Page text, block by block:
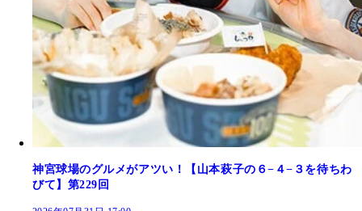
神宮球場のグルメがアツい！【山本萩子の６−４−３を待ちわ
びて】第229回